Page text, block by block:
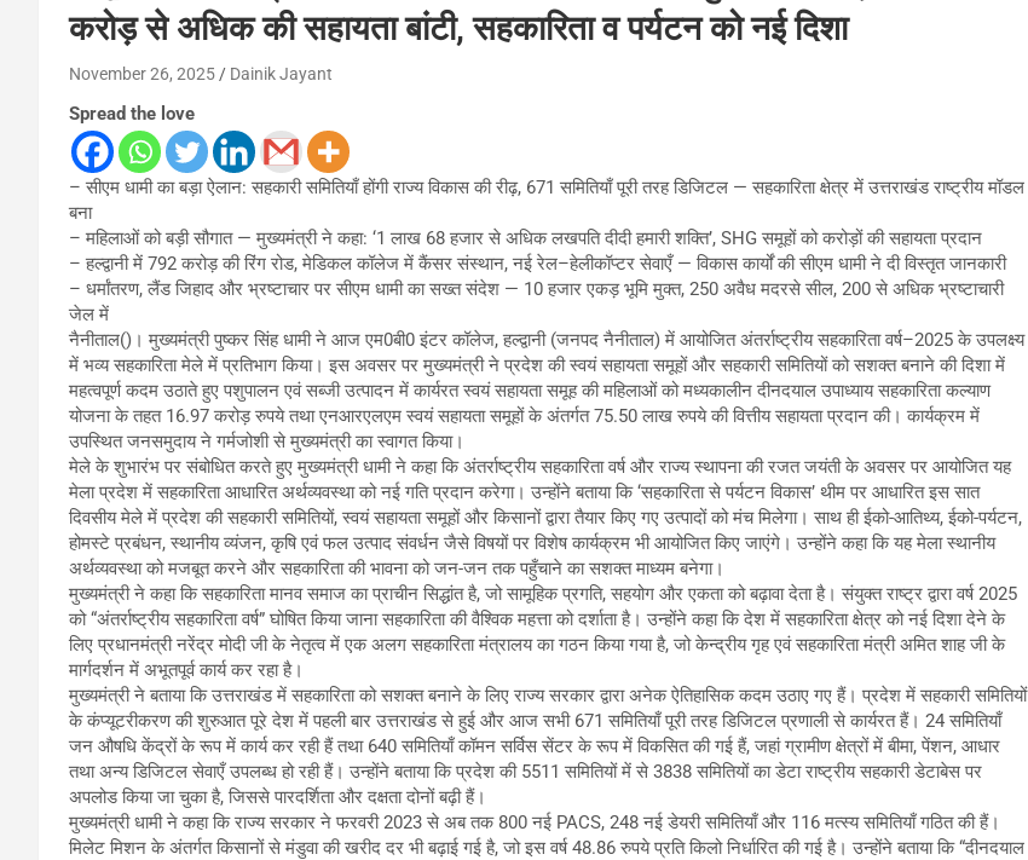
करोड़ से अधिक की सहायता बांटी, सहकारिता व पर्यटन को नई दिशा
November 26, 2025 Dainik Jayant
Spread the love
– सीएम धामी का बड़ा ऐलान: सहकारी समितियाँ होंगी राज्य विकास की रीढ़, 671 समितियाँ पूरी तरह डिजिटल — सहकारिता क्षेत्र में उत्तराखंड राष्ट्रीय मॉडल
बना
– महिलाओं को बड़ी सौगात — मुख्यमंत्री ने कहा: ‘1 लाख 68 हजार से अधिक लखपति दीदी हमारी शक्ति’, SHG समूहों को करोड़ों की सहायता प्रदान
– हल्द्वानी में 792 करोड़ की रिंग रोड, मेडिकल कॉलेज में कैंसर संस्थान, नई रेल–हेलीकॉप्टर सेवाएँ — विकास कार्यों की सीएम धामी ने दी विस्तृत जानकारी
– धर्मांतरण, लैंड जिहाद और भ्रष्टाचार पर सीएम धामी का सख्त संदेश — 10 हजार एकड़ भूमि मुक्त, 250 अवैध मदरसे सील, 200 से अधिक भ्रष्टाचारी
जेल में
नैनीताल()। मुख्यमंत्री पुष्कर सिंह धामी ने आज एम0बी0 इंटर कॉलेज, हल्द्वानी (जनपद नैनीताल) में आयोजित अंतर्राष्ट्रीय सहकारिता वर्ष–2025 के उपलक्ष्य
में भव्य सहकारिता मेले में प्रतिभाग किया। इस अवसर पर मुख्यमंत्री ने प्रदेश की स्वयं सहायता समूहों और सहकारी समितियों को सशक्त बनाने की दिशा में
महत्वपूर्ण कदम उठाते हुए पशुपालन एवं सब्जी उत्पादन में कार्यरत स्वयं सहायता समूह की महिलाओं को मध्यकालीन दीनदयाल उपाध्याय सहकारिता कल्याण
योजना के तहत 16.97 करोड़ रुपये तथा एनआरएलएम स्वयं सहायता समूहों के अंतर्गत 75.50 लाख रुपये की वित्तीय सहायता प्रदान की। कार्यक्रम में
उपस्थित जनसमुदाय ने गर्मजोशी से मुख्यमंत्री का स्वागत किया।
मेले के शुभारंभ पर संबोधित करते हुए मुख्यमंत्री धामी ने कहा कि अंतर्राष्ट्रीय सहकारिता वर्ष और राज्य स्थापना की रजत जयंती के अवसर पर आयोजित यह
मेला प्रदेश में सहकारिता आधारित अर्थव्यवस्था को नई गति प्रदान करेगा। उन्होंने बताया कि ‘सहकारिता से पर्यटन विकास’ थीम पर आधारित इस सात
दिवसीय मेले में प्रदेश की सहकारी समितियों, स्वयं सहायता समूहों और किसानों द्वारा तैयार किए गए उत्पादों को मंच मिलेगा। साथ ही ईको-आतिथ्य, ईको-पर्यटन,
होमस्टे प्रबंधन, स्थानीय व्यंजन, कृषि एवं फल उत्पाद संवर्धन जैसे विषयों पर विशेष कार्यक्रम भी आयोजित किए जाएंगे। उन्होंने कहा कि यह मेला स्थानीय
अर्थव्यवस्था को मजबूत करने और सहकारिता की भावना को जन-जन तक पहुँचाने का सशक्त माध्यम बनेगा।
मुख्यमंत्री ने कहा कि सहकारिता मानव समाज का प्राचीन सिद्धांत है, जो सामूहिक प्रगति, सहयोग और एकता को बढ़ावा देता है। संयुक्त राष्ट्र द्वारा वर्ष 2025
को “अंतर्राष्ट्रीय सहकारिता वर्ष” घोषित किया जाना सहकारिता की वैश्विक महत्ता को दर्शाता है। उन्होंने कहा कि देश में सहकारिता क्षेत्र को नई दिशा देने के
लिए प्रधानमंत्री नरेंद्र मोदी जी के नेतृत्व में एक अलग सहकारिता मंत्रालय का गठन किया गया है, जो केन्द्रीय गृह एवं सहकारिता मंत्री अमित शाह जी के
मार्गदर्शन में अभूतपूर्व कार्य कर रहा है।
मुख्यमंत्री ने बताया कि उत्तराखंड में सहकारिता को सशक्त बनाने के लिए राज्य सरकार द्वारा अनेक ऐतिहासिक कदम उठाए गए हैं। प्रदेश में सहकारी समितियों
के कंप्यूटरीकरण की शुरुआत पूरे देश में पहली बार उत्तराखंड से हुई और आज सभी 671 समितियाँ पूरी तरह डिजिटल प्रणाली से कार्यरत हैं। 24 समितियाँ
जन औषधि केंद्रों के रूप में कार्य कर रही हैं तथा 640 समितियाँ कॉमन सर्विस सेंटर के रूप में विकसित की गई हैं, जहां ग्रामीण क्षेत्रों में बीमा, पेंशन, आधार
तथा अन्य डिजिटल सेवाएँ उपलब्ध हो रही हैं। उन्होंने बताया कि प्रदेश की 5511 समितियों में से 3838 समितियों का डेटा राष्ट्रीय सहकारी डेटाबेस पर
अपलोड किया जा चुका है, जिससे पारदर्शिता और दक्षता दोनों बढ़ी हैं।
मुख्यमंत्री धामी ने कहा कि राज्य सरकार ने फरवरी 2023 से अब तक 800 नई PACS, 248 नई डेयरी समितियाँ और 116 मत्स्य समितियाँ गठित की हैं।
मिलेट मिशन के अंतर्गत किसानों से मंडुवा की खरीद दर भी बढ़ाई गई है, जो इस वर्ष 48.86 रुपये प्रति किलो निर्धारित की गई है। उन्होंने बताया कि “दीनदयाल